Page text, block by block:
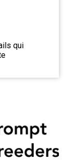
qui